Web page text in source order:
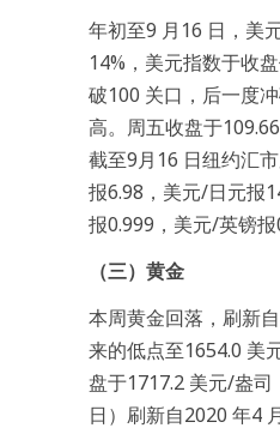
年初至9 月16 日，美
14%，美元指数于收
破100 关口，后一度
高。周五收盘于
截至9月16 日纽约汇
报6.98，美元/日元报
报0.999，美元/英镑报
（三）黄金
本周黄金回落，刷新
来的低点至1654.0 美
盘于1717.2 美元/盎司
日）刷新自2020 年4